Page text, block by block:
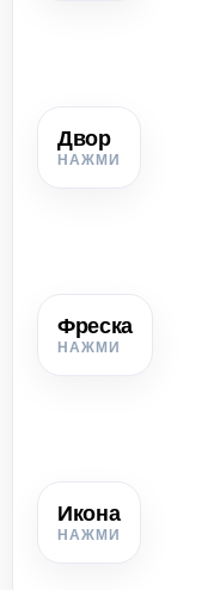
Двор
Комплекс
Фреска
Живопись по
Икона
Священное